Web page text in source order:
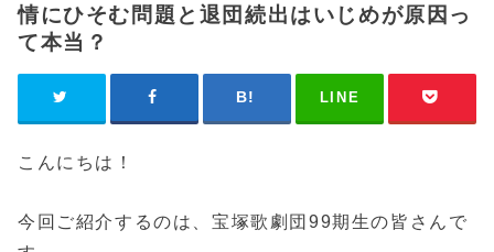
情にひそむ問題と退団続出はいじめが原因っ
て本当？
LINE
こんにちは！
今回ご紹介するのは、宝塚歌劇団99期生の皆さんで